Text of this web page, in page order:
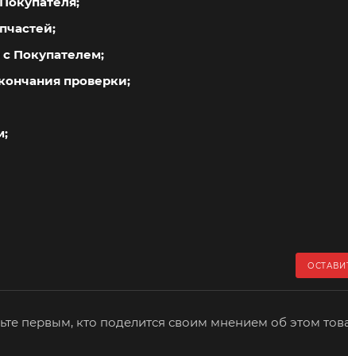
Покупателем;
проверки;
первым, кто поделится своим мнением об этом